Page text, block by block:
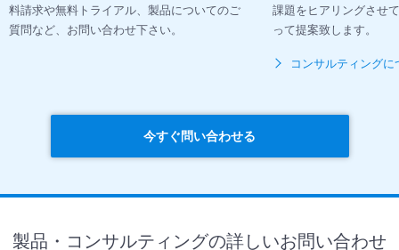
料請求や無料トライアル、製品についてのご
質問など、お問い合わせ下さい。
課題をヒアリングさせ
って提案致します。
コンサルティングに
今すぐ問い合わせる
製品・コンサルティングの詳しいお問い合わせ